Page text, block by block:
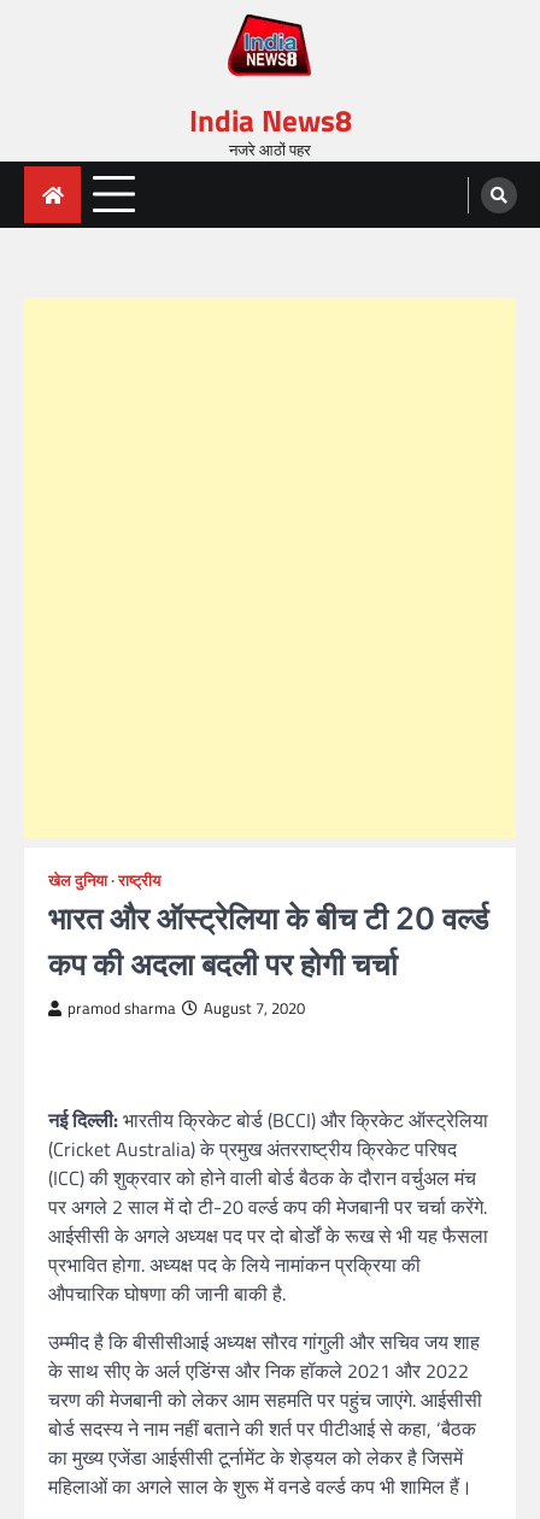
India News8
नजरे आठों पहर
खेल दुनिया राष्ट्रीय
भारत और ऑस्ट्रेलिया के बीच टी 20 वर्ल्ड
कप की अदला बदली पर होगी चर्चा
pramod sharma August 7, 2020
नई दिल्ली:भारतीय क्रिकेट बोर्ड (BCCI) और क्रिकेट ऑस्ट्रेलिया
(Cricket Australia) के प्रमुख अंतरराष्ट्रीय क्रिकेट परिषद
(ICC) की शुक्रवार को होने वाली बोर्ड बैठक के दौरान वर्चुअल मंच
पर अगले 2 साल में दो टी-20 वर्ल्ड कप की मेजबानी पर चर्चा करेंगे.
आईसीसी के अगले अध्यक्ष पद पर दो बोर्डों के रूख से भी यह फैसला
प्रभावित होगा. अध्यक्ष पद के लिये नामांकन प्रक्रिया की
औपचारिक घोषणा की जानी बाकी है.
उम्मीद है कि बीसीसीआई अध्यक्ष सौरव गांगुली और सचिव जय शाह
के साथ सीए के अर्ल एडिंग्स और निक हॉकले 2021 और 2022
चरण की मेजबानी को लेकर आम सहमति पर पहुंच जाएंगे. आईसीसी
बोर्ड सदस्य ने नाम नहीं बताने की शर्त पर पीटीआई से कहा, ‘बैठक
का मुख्य एजेंडा आईसीसी टूर्नामेंट के शेड्यल को लेकर है जिसमें
महिलाओं का अगले साल के शुरू में वनडे वर्ल्ड कप भी शामिल हैं।